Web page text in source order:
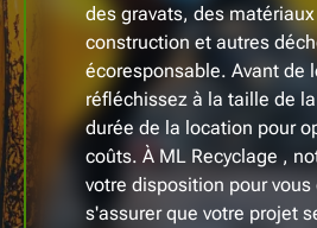
des gravats, des
construction et autres
écoresponsable. Avant de
réfléchissez à la taille de
durée de la location pour
coûts. À ML Recyclage ,
votre disposition pour
s'assurer que votre projet